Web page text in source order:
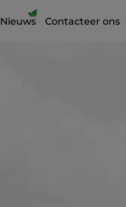
Nieuws Contacteer ons